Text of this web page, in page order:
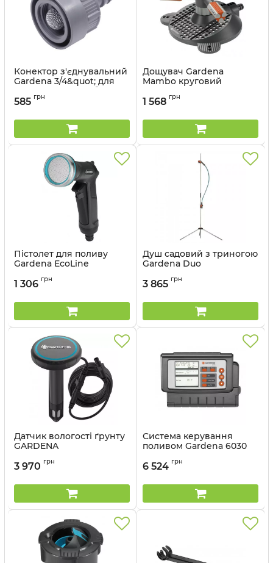
Конектор з'єднувальний
Gardena 3/4&quot; для
підземної водозабірної
колонки.
585 грн
Дощувач Gardena
Mambo круговий
1 568 грн
Пістолет для поливу
Gardena EcoLine
1 306 грн
Душ садовий з триногою
Gardena Duo
3 865 грн
Датчик вологості ґрунту
GARDENA
3 970 грн
Система керування
поливом Gardena 6030
Артикул:
6 524 грн